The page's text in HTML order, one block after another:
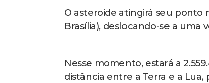
O asteroide atingirá seu ponto
Brasília), deslocando-se a uma
Nesse momento, estará a
distância entre a Terra e a